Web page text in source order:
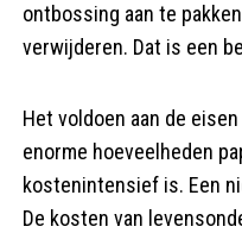
ontbossing aan te
verwijderen. Dat is een
Het voldoen aan de
enorme hoeveelheden
kostenintensief is. Een
De kosten van